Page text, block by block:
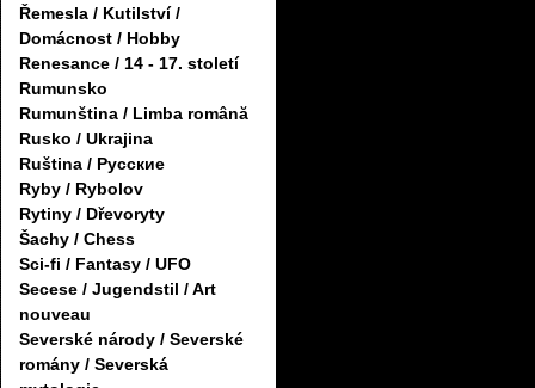
Řemesla / Kutilství /
Domácnost / Hobby
Renesance / 14 - 17. století
Rumunsko
Rumunština / Limba română
Rusko / Ukrajina
Ruština / Русские
Ryby / Rybolov
Rytiny / Dřevoryty
Šachy / Chess
Sci-fi / Fantasy / UFO
Secese / Jugendstil / Art
nouveau
Severské národy / Severské
romány / Severská